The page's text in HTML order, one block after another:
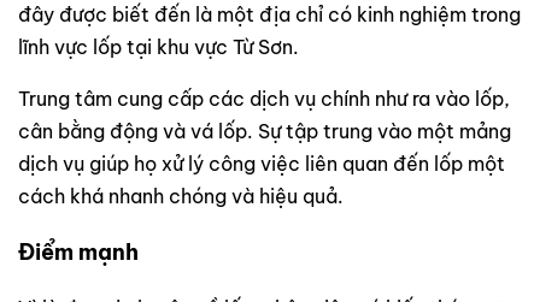
đây được biết đến là một địa chỉ có kinh nghiệm trong
lĩnh vực lốp tại khu vực Từ Sơn.
Trung tâm cung cấp các dịch vụ chính như ra vào lốp,
cân bằng động và vá lốp. Sự tập trung vào một mảng
dịch vụ giúp họ xử lý công việc liên quan đến lốp một
cách khá nhanh chóng và hiệu quả.
Điểm mạnh